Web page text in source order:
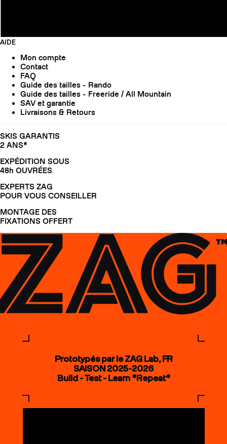
AIDE
Mon compte
Contact
FAQ
Guide des tailles - Rando
Guide des tailles - Freeride / All Mountain
SAV et garantie
Livraisons & Retours
SKIS GARANTIS
2 ANS*
EXPÉDITION SOUS
48h OUVRÉES
EXPERTS ZAG
POUR VOUS CONSEILLER
MONTAGE DES
FIXATIONS OFFERT
Prototypés par le ZAG Lab, FR
SAISON 2025-2026
Build - Test - Learn *Repeat*